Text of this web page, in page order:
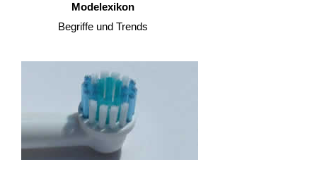
Modelexikon
Begriffe und Trends